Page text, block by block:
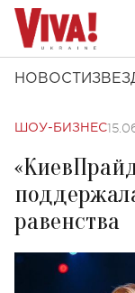
НОВОСТИ
ШОУ-БИЗНЕС
равенства